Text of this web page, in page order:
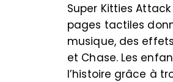
Super Kitties
pages tactiles
musique, des
et Chase. Les
l’histoire grâce à